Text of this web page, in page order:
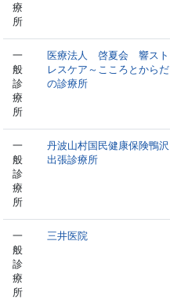
療
所
一
般
診
療
所
医療法人 啓夏会 響スト
レスケア～こころとからだ
の診療所
一
般
診
療
所
丹波山村国民健康保険鴨沢
出張診療所
一
般
診
療
所
三井医院